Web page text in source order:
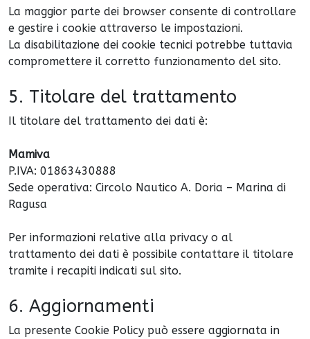
La maggior parte dei browser consente di controllare
e gestire i cookie attraverso le impostazioni.
La disabilitazione dei cookie tecnici potrebbe tuttavia
compromettere il corretto funzionamento del sito.
5. Titolare del trattamento
Il titolare del trattamento dei dati è:
Mamiva
P.IVA: 01863430888
Sede operativa: Circolo Nautico A. Doria – Marina di
Ragusa
Per informazioni relative alla privacy o al
trattamento dei dati è possibile contattare il titolare
tramite i recapiti indicati sul sito.
6. Aggiornamenti
La presente Cookie Policy può essere aggiornata in